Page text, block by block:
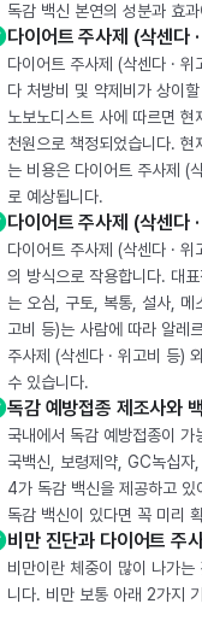
독감 백신 본연의 성분과 효
다이어트 주사제 (삭센다
다이어트 주사제 (삭센다 ·
다 처방비 및 약제비가 상이
노보노디스트 사에 따르면
천원으로 책정되었습니다.
는 비용은 다이어트 주사제 (
로 예상됩니다.
다이어트 주사제 (삭센다
다이어트 주사제 (삭센다 ·
의 방식으로 작용합니다. 대
는 오심, 구토, 복통, 설사, 메
고비 등)는 사람에 따라 알레
주사제 (삭센다 · 위고비 등)
수 있습니다.
독감 예방접종 제조사와
국내에서 독감 예방접종이
국백신, 보령제약, GC녹십
4가 독감 백신을 제공하고
독감 백신이 있다면 꼭 미리
비만 진단과 다이어트 주
비만이란 체중이 많이 나가
니다. 비만 보통 아래 2가지